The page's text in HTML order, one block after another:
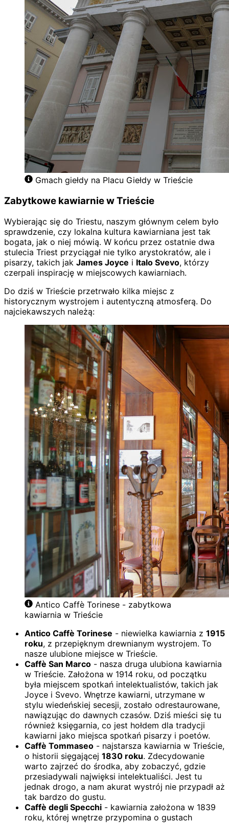
Gmach giełdy na Placu Giełdy w Trieście
Zabytkowe kawiarnie w Trieście
Wybierając się do Triestu, naszym głównym celem było
sprawdzenie, czy lokalna kultura kawiarniana jest tak
bogata, jak o niej mówią. W końcu przez ostatnie dwa
stulecia Triest przyciągał nie tylko arystokratów, ale i
pisarzy, takich jak James Joyce i Italo Svevo, którzy
czerpali inspirację w miejscowych kawiarniach.
Do dziś w Trieście przetrwało kilka miejsc z
historycznym wystrojem i autentyczną atmosferą. Do
najciekawszych należą:
Antico Caffè Torinese - zabytkowa
kawiarnia w Trieście
Antico Caffè Torinese - niewielka kawiarnia z 1915
roku, z przepięknym drewnianym wystrojem. To
nasze ulubione miejsce w Trieście.
Caffè San Marco - nasza druga ulubiona kawiarnia
w Trieście. Założona w 1914 roku, od początku
była miejscem spotkań intelektualistów, takich jak
Joyce i Svevo. Wnętrze kawiarni, utrzymane w
stylu wiedeńskiej secesji, zostało odrestaurowane,
nawiązując do dawnych czasów. Dziś mieści się tu
również księgarnia, co jest hołdem dla tradycji
kawiarni jako miejsca spotkań pisarzy i poetów.
Caffè Tommaseo - najstarsza kawiarnia w Trieście,
o historii sięgającej 1830 roku. Zdecydowanie
warto zajrzeć do środka, aby zobaczyć, gdzie
przesiadywali najwięksi intelektualiści. Jest tu
jednak drogo, a nam akurat wystrój nie przypadł aż
tak bardzo do gustu.
Caffè degli Specchi - kawiarnia założona w 1839
roku, której wnętrze przypomina o gustach